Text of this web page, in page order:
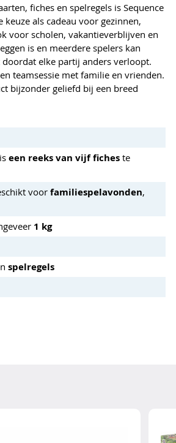
fiches en spelregels is Sequence
als cadeau voor gezinnen,
voor scholen, vakantieverblijven en
is en meerdere spelers kan
elke partij anders verloopt.
teamsessie met familie en vrienden.
bijzonder geliefd bij een breed
een reeks van vijf fiches te
voorfamiliespelavonden,
1 kg
spelregels